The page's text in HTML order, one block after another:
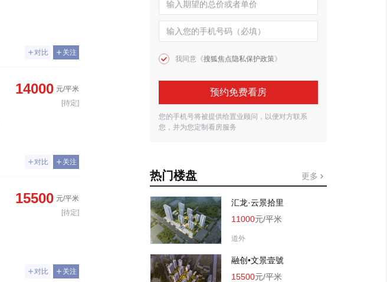
对比 关注
14000 元/平米
[待定]
对比 关注
15500 元/平米
[待定]
对比 关注
我同意《搜狐焦点隐私保护政策》
预约免费看房
您的手机号将被提供给置业顾问，以便对方联系
您，并为您定制看房服务
热门楼盘 更多
汇龙·云景拾里
11000元/平米
道外
融创•文景壹號
15500元/平米